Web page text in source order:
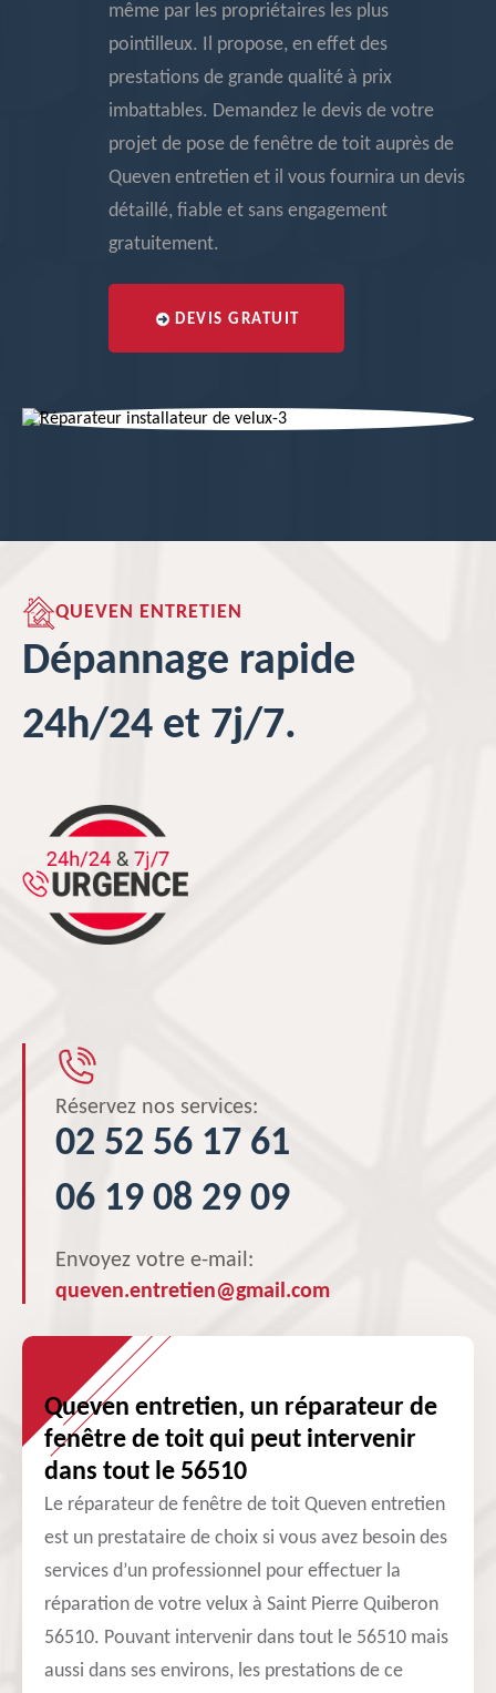
même par les propriétaires les plus
pointilleux. Il propose, en effet des
prestations de grande qualité à prix
imbattables. Demandez le devis de votre
projet de pose de fenêtre de toit auprès de
Queven entretien et il vous fournira un devis
détaillé, fiable et sans engagement
gratuitement.
DEVIS GRATUIT
QUEVEN ENTRETIEN
Dépannage rapide
24h/24 et 7j/7.
Réservez nos services:
02 52 56 17 61
06 19 08 29 09
Envoyez votre e-mail:
queven.entretien@gmail.com
Queven entretien, un réparateur de
fenêtre de toit qui peut intervenir
dans tout le 56510
Le réparateur de fenêtre de toit Queven entretien
est un prestataire de choix si vous avez besoin des
services d’un professionnel pour effectuer la
réparation de votre velux à Saint Pierre Quiberon
56510. Pouvant intervenir dans tout le 56510 mais
aussi dans ses environs, les prestations de ce